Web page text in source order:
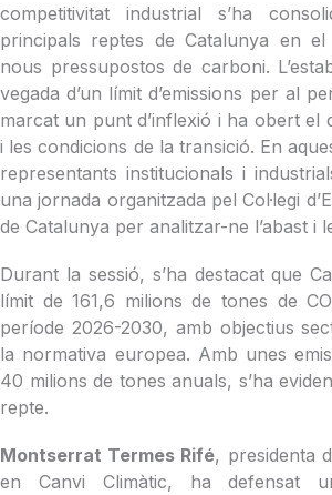
competitivitat industrial s’ha
principals reptes de Catalunya en el
nous pressupostos de carboni.
vegada d’un límit d’emissions per al
marcat un punt d’inflexió i ha obert el
i les condicions de la transició. En
representants institucionals i
una jornada organitzada pel Col·legi
de Catalunya per analitzar-ne l’abast i
Durant la sessió, s’ha destacat que
límit de 161,6 milions de tones de
període 2026-2030, amb objectius
la normativa europea. Amb unes
40 milions de tones anuals, s’ha
repte.
Montserrat Termes Rifé, presidenta
en Canvi Climàtic, ha defensat